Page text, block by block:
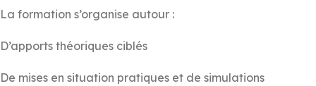
La formation s’organise autour :
D’apports théoriques ciblés
De mises en situation pratiques et de simulations